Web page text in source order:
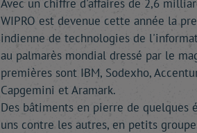
Avec un chiffre d'affaires de 2,6
WIPRO est devenue cette année la
indienne de technologies de
au palmarès mondial dressé par le
premières sont IBM, Sodexho,
Capgemini et Aramark.
Des bâtiments en pierre de quelques
uns contre les autres, en petits